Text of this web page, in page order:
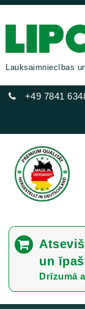
Lauksaimniecības
+49 7841
un
Drīzumā